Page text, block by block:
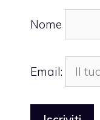
Nome
Email: